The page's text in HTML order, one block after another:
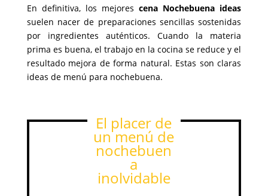
En definitiva, los mejorescena Nochebuena ideas
suelen nacer de preparaciones sencillas sostenidas
por ingredientes auténticos. Cuando la materia
prima es buena, el trabajo en la cocina se reduce y el
resultado mejora de forma natural. Estas son claras
ideas de menú para nochebuena.
El placer de
un menú de
nochebuen
a
inolvidable